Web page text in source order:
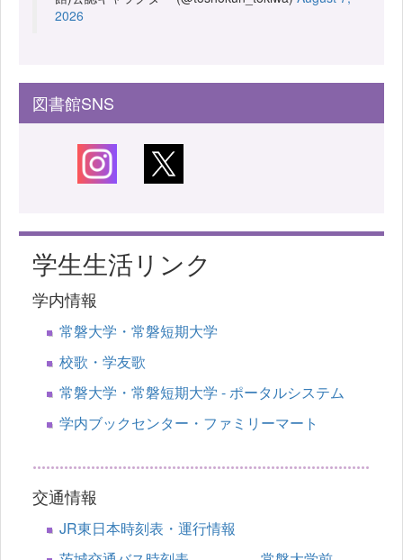
2026
図書館SNS
学生生活リンク
学内情報
常磐大学・常磐短期大学
校歌・学友歌
常磐大学・常磐短期大学 - ポータルシステム
学内ブックセンター・ファミリーマート
交通情報
JR東日本時刻表・運行情報